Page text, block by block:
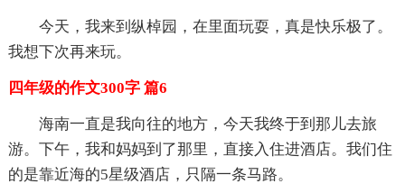
今天，我来到纵棹园，在里面玩耍，真是快乐极了。
我想下次再来玩。
四年级的作文300字 篇6
海南一直是我向往的地方，今天我终于到那儿去旅
游。下午，我和妈妈到了那里，直接入住进酒店。我们住
的是靠近海的5星级酒店，只隔一条马路。